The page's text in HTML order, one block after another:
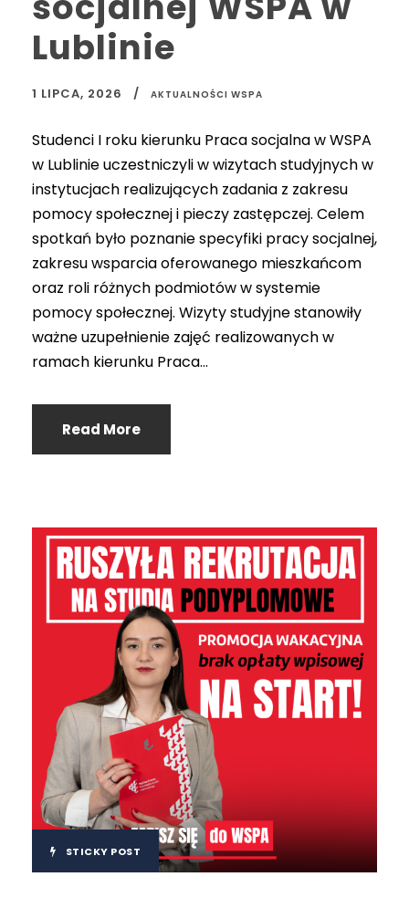
Lublinie
1 LIPCA, 2026 AKTUALNOŚCI WSPA
Studenci I roku kierunku Praca socjalna w WSPA
w Lublinie uczestniczyli w wizytach studyjnych w
instytucjach realizujących zadania z zakresu
pomocy społecznej i pieczy zastępczej. Celem
spotkań było poznanie specyfiki pracy socjalnej,
zakresu wsparcia oferowanego mieszkańcom
oraz roli różnych podmiotów w systemie
pomocy społecznej. Wizyty studyjne stanowiły
ważne uzupełnienie zajęć realizowanych w
ramach kierunku Praca...
Read More
STICKY POST